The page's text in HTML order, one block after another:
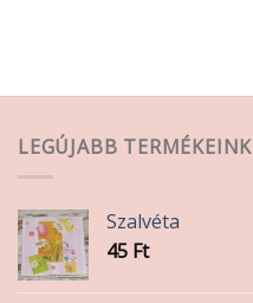
LEGÚJABB TERMÉKEINK
Szalvéta
45 Ft